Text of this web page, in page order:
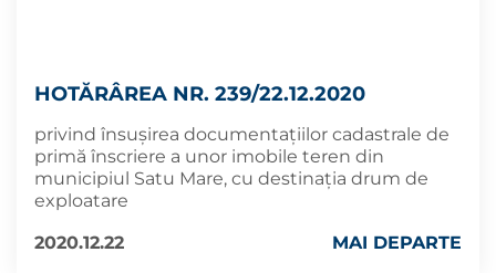
HOTĂRÂREA NR. 239/22.12.2020
privind însușirea documentațiilor cadastrale de
primă înscriere a unor imobile teren din
municipiul Satu Mare, cu destinația drum de
exploatare
2020.12.22
MAI DEPARTE